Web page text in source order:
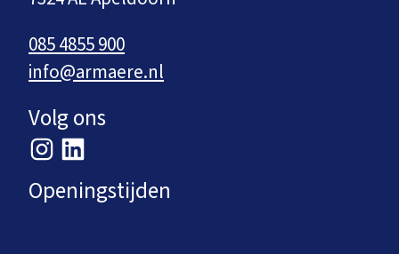
085 4855 900
info@armaere.nl
Volg ons
Openingstijden